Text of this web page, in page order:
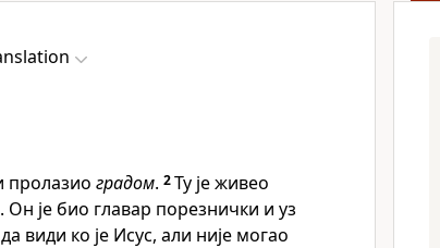
пролазио градом. 2Ту је живео
Он је био главар порезнички и уз
види ко је Исус, али није могао